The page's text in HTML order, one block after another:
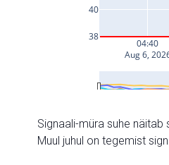
Signaali-müra suhe
Muul juhul on tegemist